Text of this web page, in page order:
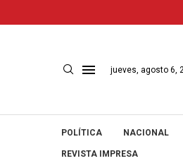
jueves, agosto 6,
POLÍTICA NACIONAL
REVISTA IMPRESA